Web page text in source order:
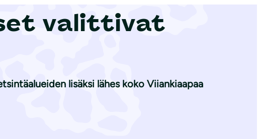
valittivat
lisäksi lähes koko Viiankiaapaa